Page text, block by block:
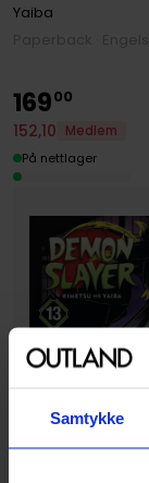
Samtykke
Yaiba
16900
152,10
Medlem
På nettlager